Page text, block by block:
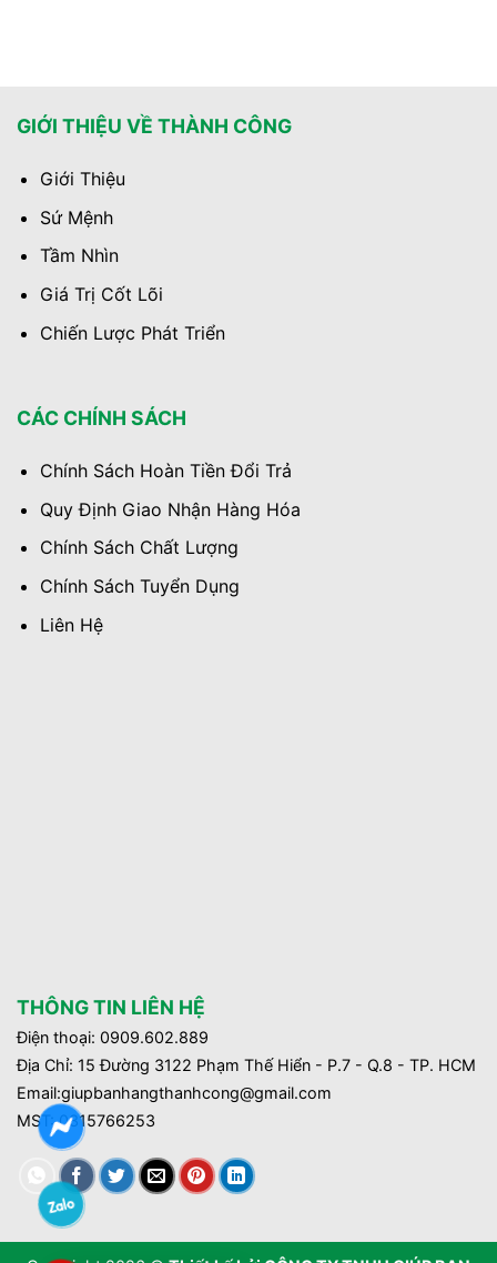
GIỚI THIỆU VỀ THÀNH CÔNG
Giới Thiệu
Sứ Mệnh
Tầm Nhìn
Giá Trị Cốt Lõi
Chiến Lược Phát Triển
CÁC CHÍNH SÁCH
Chính Sách Hoàn Tiền Đổi Trả
Quy Định Giao Nhận Hàng Hóa
Chính Sách Chất Lượng
Chính Sách Tuyển Dụng
Liên Hệ
THÔNG TIN LIÊN HỆ
Điện thoại: 0909.602.889
Địa Chỉ: 15 Đường 3122 Phạm Thế Hiển - P.7 - Q.8 - TP. HCM
Email:giupbanhangthanhcong@gmail.com
MST:0315766253